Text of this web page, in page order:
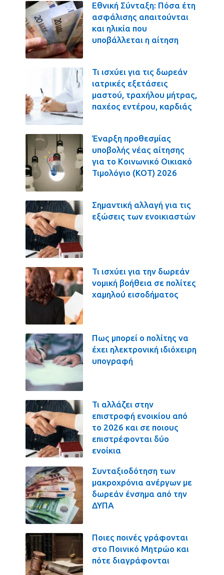
Εθνική Σύνταξη: Πόσα έτη
ασφάλισης απαιτούνται
και ηλικία που
υποβάλλεται η αίτηση
Τι ισχύει για τις δωρεάν
ιατρικές εξετάσεις
μαστού, τραχήλου μήτρας,
παχέος εντέρου, καρδιάς
Έναρξη προθεσμίας
υποβολής νέας αίτησης
για το Κοινωνικό Οικιακό
Τιμολόγιο (ΚΟΤ) 2026
Σημαντική αλλαγή για τις
εξώσεις των ενοικιαστών
Τι ισχύει για την δωρεάν
νομική βοήθεια σε πολίτες
χαμηλού εισοδήματος
Πως μπορεί ο πολίτης να
έχει ηλεκτρονική ιδιόχειρη
υπογραφή
Τι αλλάζει στην
επιστροφή ενοικίου από
το 2026 και σε ποιους
επιστρέφονται δύο
ενοίκια
Συνταξιοδότηση των
μακροχρόνια ανέργων με
δωρεάν ένσημα από την
ΔΥΠΑ
Ποιες ποινές γράφονται
στο Ποινικό Μητρώο και
πότε διαγράφονται